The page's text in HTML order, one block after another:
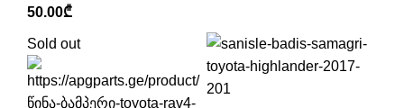
50.00₾
Sold out